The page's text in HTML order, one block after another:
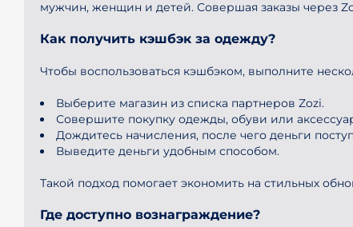
мужчин, женщин и детей. Совершая заказы через
Как получить кэшбэк за одежду?
Чтобы воспользоваться кэшбэком, выполните
Выберите магазин из списка партнеров Zozi.
Совершите покупку одежды, обуви или
Дождитесь начисления, после чего деньги
Выведите деньги удобным способом.
Такой подход помогает экономить на стильных
Где доступно вознаграждение?